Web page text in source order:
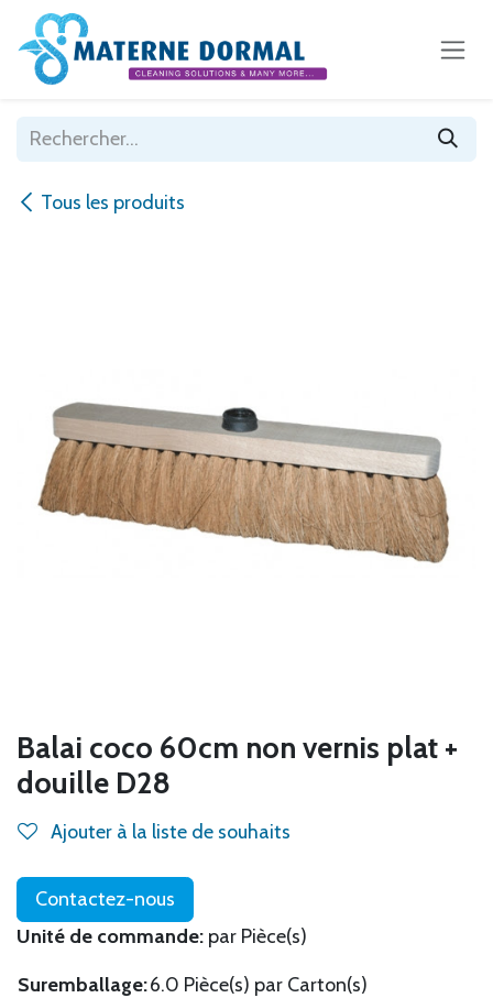
Se rendre au contenu
Tous les produits
Balai coco 60cm non vernis plat +
douille D28
Ajouter à la liste de souhaits
Contactez-nous
Unité de commande: par Pièce(s)
Suremballage:6.0 Pièce(s) par Carton(s)